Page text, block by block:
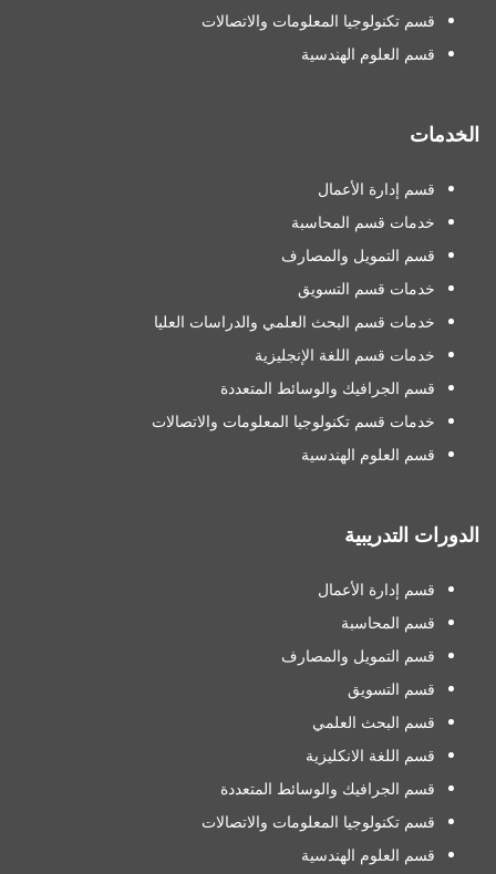
قسم تكنولوجيا المعلومات والاتصالات
قسم العلوم الهندسية
الخدمات
قسم إدارة الأعمال
خدمات قسم المحاسبة
قسم التمويل والمصارف
خدمات قسم التسويق
خدمات قسم البحث العلمي والدراسات العليا
خدمات قسم اللغة الإنجليزية
قسم الجرافيك والوسائط المتعددة
خدمات قسم تكنولوجيا المعلومات والاتصالات
قسم العلوم الهندسية
الدورات التدريبية
قسم إدارة الأعمال
قسم المحاسبة
قسم التمويل والمصارف
قسم التسويق
قسم البحث العلمي
قسم اللغة الانكليزية
قسم الجرافيك والوسائط المتعددة
قسم تكنولوجيا المعلومات والاتصالات
قسم العلوم الهندسية